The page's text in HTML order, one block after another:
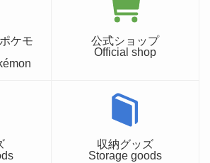
ケモ
公式ショップ
Official shop
収納グッズ
Storage goods